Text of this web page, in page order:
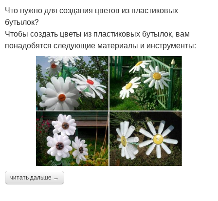
Что нужно для создания цветов из пластиковых
бутылок?
Чтобы создать цветы из пластиковых бутылок, вам
понадобятся следующие материалы и инструменты:
читать дальше →